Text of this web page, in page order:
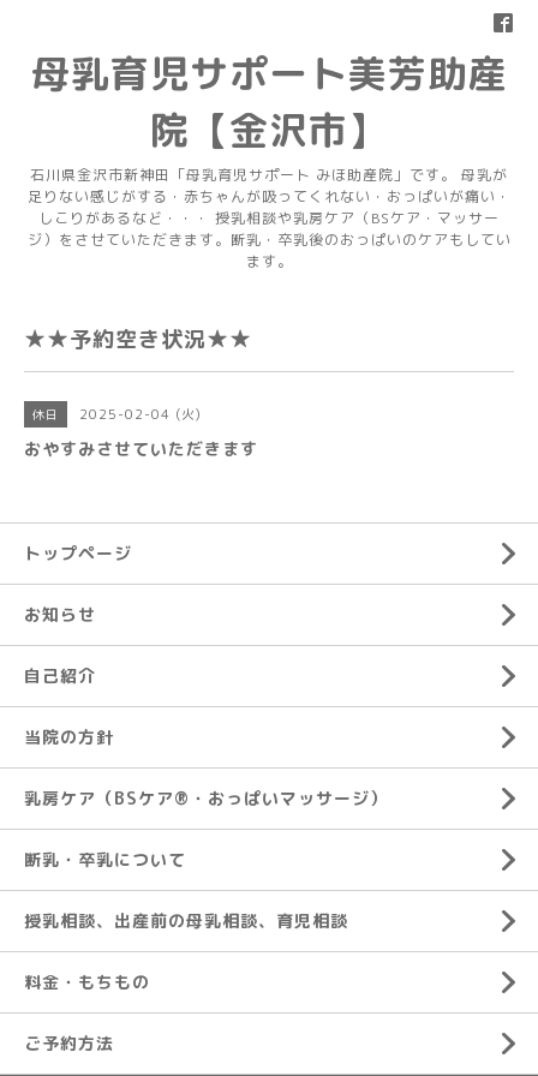
母乳育児サポート美芳助産
院【金沢市】
石川県金沢市新神田「母乳育児サポート みほ助産院」です。 母乳が
足りない感じがする・赤ちゃんが吸ってくれない・おっぱいが痛い・
しこりがあるなど・・・ 授乳相談や乳房ケア（BSケア・マッサー
ジ）をさせていただきます。断乳・卒乳後のおっぱいのケアもしてい
ます。
★★予約空き状況★★
休日 2025-02-04 (火)
おやすみさせていただきます
トップページ
お知らせ
自己紹介
当院の方針
乳房ケア（BSケア®︎・おっぱいマッサージ）
断乳・卒乳について
授乳相談、出産前の母乳相談、育児相談
料金・もちもの
ご予約方法